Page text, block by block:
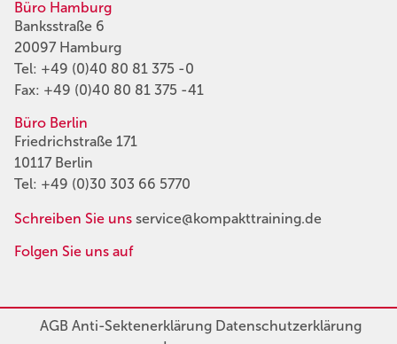
Büro Hamburg
Banksstraße 6
20097 Hamburg
Tel: +49 (0)40 80 81 375 -0
Fax: +49 (0)40 80 81 375 -41
Büro Berlin
Friedrichstraße 171
10117 Berlin
Tel: +49 (0)30 303 66 5770
Schreiben Sie uns service@kompakttraining.de
Folgen Sie uns auf
AGBAnti-SektenerklärungDatenschutzerklärung